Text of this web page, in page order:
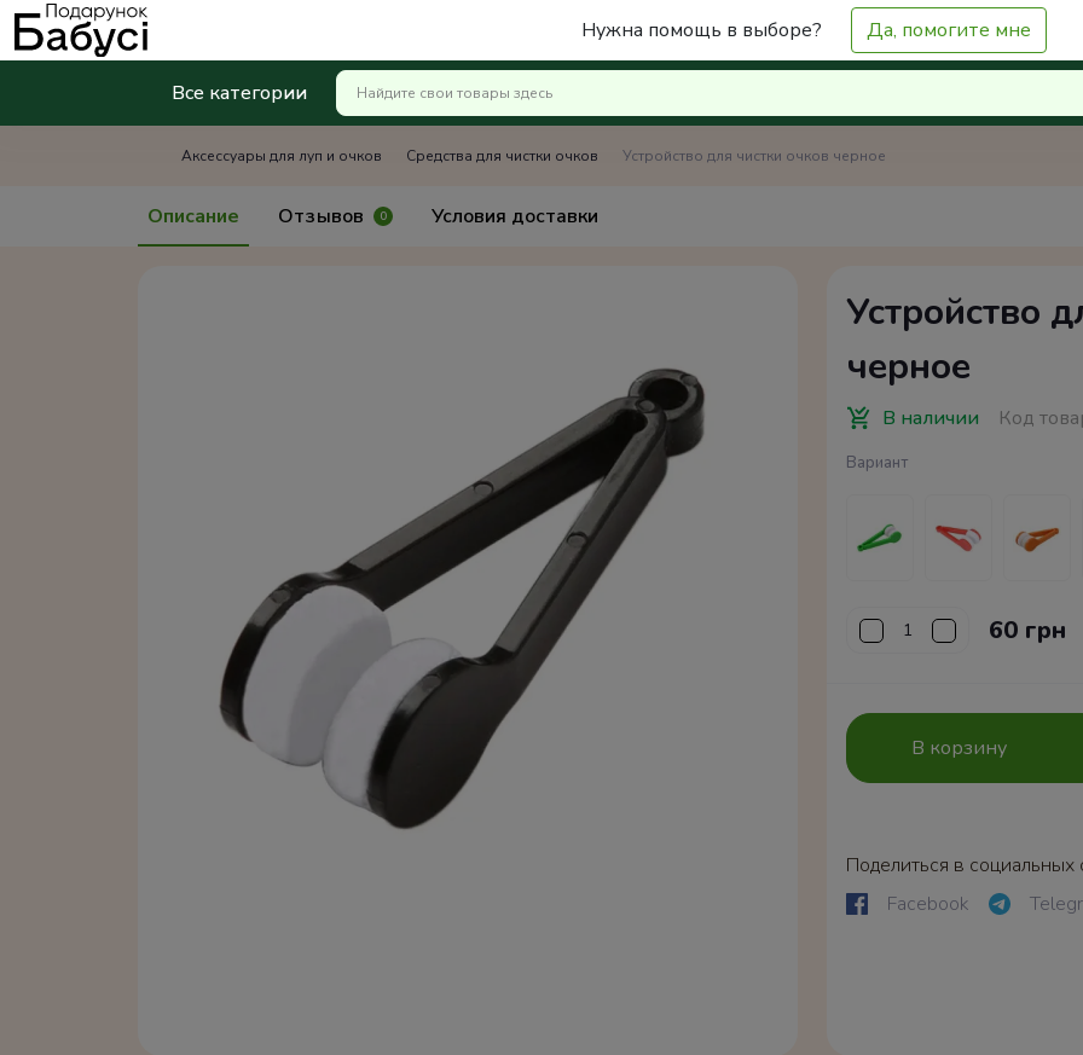
Нужна помощь в выборе? Да, помогите мне
Все категории
Аксессуары для луп и очков Средства для чистки очков Устройство для чистки очков черное
Описание Отзывов 0 Условия доставки
Устройство
черное
В наличии Код
Вариант
60 грн
В корзину
Поделиться в социальных
Facebook